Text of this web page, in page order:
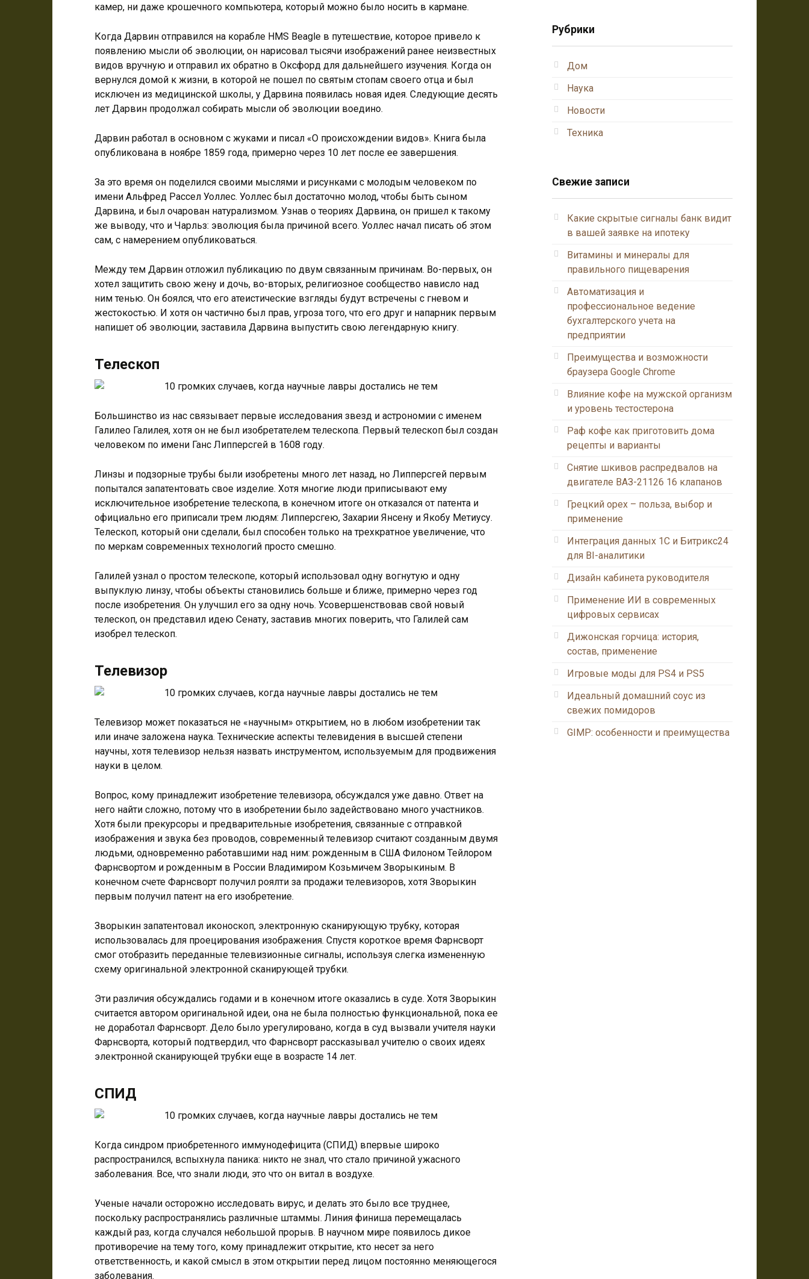
камер, ни даже крошечного компьютера, который можно было носить в кармане.
Когда Дарвин отправился на корабле HMS Beagle в путешествие, которое привело к
появлению мысли об эволюции, он нарисовал тысячи изображений ранее неизвестных
видов вручную и отправил их обратно в Оксфорд для дальнейшего изучения. Когда он
вернулся домой к жизни, в которой не пошел по святым стопам своего отца и был
исключен из медицинской школы, у Дарвина появилась новая идея. Следующие десять
лет Дарвин продолжал собирать мысли об эволюции воедино.
Дарвин работал в основном с жуками и писал «О происхождении видов». Книга была
опубликована в ноябре 1859 года, примерно через 10 лет после ее завершения.
За это время он поделился своими мыслями и рисунками с молодым человеком по
имени Альфред Рассел Уоллес. Уоллес был достаточно молод, чтобы быть сыном
Дарвина, и был очарован натурализмом. Узнав о теориях Дарвина, он пришел к такому
же выводу, что и Чарльз: эволюция была причиной всего. Уоллес начал писать об этом
сам, с намерением опубликоваться.
Между тем Дарвин отложил публикацию по двум связанным причинам. Во-первых, он
хотел защитить свою жену и дочь, во-вторых, религиозное сообщество нависло над
ним тенью. Он боялся, что его атеистические взгляды будут встречены с гневом и
жестокостью. И хотя он частично был прав, угроза того, что его друг и напарник первым
напишет об эволюции, заставила Дарвина выпустить свою легендарную книгу.
Телескоп
Большинство из нас связывает первые исследования звезд и астрономии с именем
Галилео Галилея, хотя он не был изобретателем телескопа. Первый телескоп был создан
человеком по имени Ганс Липперсгей в 1608 году.
Линзы и подзорные трубы были изобретены много лет назад, но Липперсгей первым
попытался запатентовать свое изделие. Хотя многие люди приписывают ему
исключительное изобретение телескопа, в конечном итоге он отказался от патента и
официально его приписали трем людям: Липперсгею, Захарии Янсену и Якобу Метиусу.
Телескоп, который они сделали, был способен только на трехкратное увеличение, что
по меркам современных технологий просто смешно.
Галилей узнал о простом телескопе, который использовал одну вогнутую и одну
выпуклую линзу, чтобы объекты становились больше и ближе, примерно через год
после изобретения. Он улучшил его за одну ночь. Усовершенствовав свой новый
телескоп, он представил идею Сенату, заставив многих поверить, что Галилей сам
изобрел телескоп.
Телевизор
Телевизор может показаться не «научным» открытием, но в любом изобретении так
или иначе заложена наука. Технические аспекты телевидения в высшей степени
научны, хотя телевизор нельзя назвать инструментом, используемым для продвижения
науки в целом.
Вопрос, кому принадлежит изобретение телевизора, обсуждался уже давно. Ответ на
него найти сложно, потому что в изобретении было задействовано много участников.
Хотя были прекурсоры и предварительные изобретения, связанные с отправкой
изображения и звука без проводов, современный телевизор считают созданным двумя
людьми, одновременно работавшими над ним: рожденным в США Филоном Тейлором
Фарнсвортом и рожденным в России Владимиром Козьмичем Зворыкиным. В
конечном счете Фарнсворт получил роялти за продажи телевизоров, хотя Зворыкин
первым получил патент на его изобретение.
Зворыкин запатентовал иконоскоп, электронную сканирующую трубку, которая
использовалась для проецирования изображения. Спустя короткое время Фарнсворт
смог отобразить переданные телевизионные сигналы, используя слегка измененную
схему оригинальной электронной сканирующей трубки.
Эти различия обсуждались годами и в конечном итоге оказались в суде. Хотя Зворыкин
считается автором оригинальной идеи, она не была полностью функциональной, пока ее
не доработал Фарнсворт. Дело было урегулировано, когда в суд вызвали учителя науки
Фарнсворта, который подтвердил, что Фарнсворт рассказывал учителю о своих идеях
электронной сканирующей трубки еще в возрасте 14 лет.
СПИД
Когда синдром приобретенного иммунодефицита (СПИД) впервые широко
распространился, вспыхнула паника: никто не знал, что стало причиной ужасного
заболевания. Все, что знали люди, это что он витал в воздухе.
Ученые начали осторожно исследовать вирус, и делать это было все труднее,
поскольку распространялись различные штаммы. Линия финиша перемещалась
каждый раз, когда случался небольшой прорыв. В научном мире появилось дикое
противоречие на тему того, кому принадлежит открытие, кто несет за него
ответственность, и какой смысл в этом открытии перед лицом постоянно меняющегося
заболевания.
Рубрики
Дом
Наука
Новости
Техника
Свежие записи
Какие скрытые сигналы банк видит
в вашей заявке на ипотеку
Витамины и минералы для
правильного пищеварения
Автоматизация и
профессиональное ведение
бухгалтерского учета на
предприятии
Преимущества и возможности
браузера Google Chrome
Влияние кофе на мужской организм
и уровень тестостерона
Раф кофе как приготовить дома
рецепты и варианты
Снятие шкивов распредвалов на
двигателе ВАЗ-21126 16 клапанов
Грецкий орех – польза, выбор и
применение
Интеграция данных 1С и Битрикс24
для BI-аналитики
Дизайн кабинета руководителя
Применение ИИ в современных
цифровых сервисах
Дижонская горчица: история,
состав, применение
Игровые моды для PS4 и PS5
Идеальный домашний соус из
свежих помидоров
GIMP: особенности и преимущества